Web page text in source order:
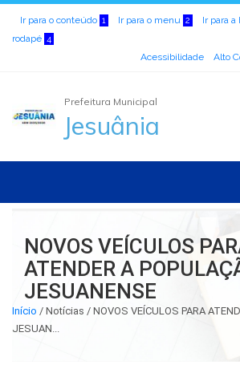
Ir para o conteúdo 1 Ir para o menu 2 Ir para a
rodapé 4
Acessibilidade Alto
Prefeitura Municipal
Jesuânia
NOVOS VEÍCULOS
ATENDER A
JESUANENSE
Início / Notícias / NOVOS VEÍCULOS PARA
JESUAN...